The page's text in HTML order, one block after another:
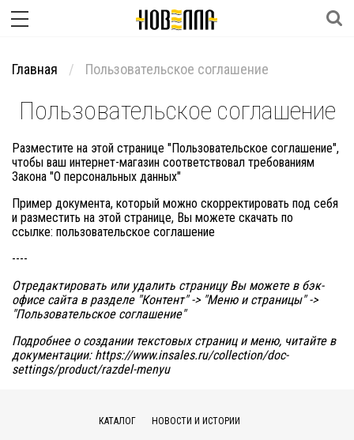
Главная Пользовательское соглашение
Пользовательское соглашение
Разместите на этой странице "Пользовательское соглашение",
чтобы ваш интернет-магазин соответствовал требованиям
Закона "О персональных данных"
Пример документа, который можно скорректировать под себя
и разместить на этой странице, Вы можете скачать по
ссылке: пользовательское соглашение
----
Отредактировать или удалить страницу Вы можете в бэк-
офисе сайтав разделе "Контент" -> "Меню и страницы" ->
"Пользовательское соглашение"
Подробнее о создании текстовых страниц и меню, читайте в
документации: https://www.insales.ru/collection/doc-
settings/product/razdel-menyu
КАТАЛОГ НОВОСТИ И ИСТОРИИ